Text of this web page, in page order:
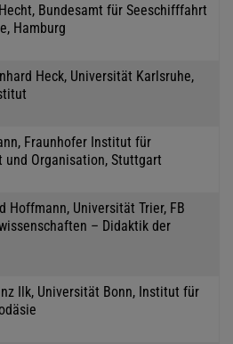
Bundesamt für Seeschifffahrt
Hamburg
Heck, Universität Karlsruhe,
Fraunhofer Institut für
Organisation, Stuttgart
Hoffmann, Universität Trier, FB
– Didaktik der
Ilk, Universität Bonn, Institut für